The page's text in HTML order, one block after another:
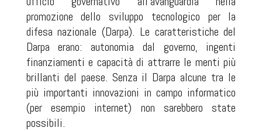
promozione dello sviluppo tecnologico per la
difesa nazionale (Darpa). Le caratteristiche del
Darpa erano: autonomia dal governo, ingenti
finanziamenti e capacità di attrarre le menti più
brillanti del paese. Senza il Darpa alcune tra le
più importanti innovazioni in campo informatico
(per esempio internet) non sarebbero state
possibili.